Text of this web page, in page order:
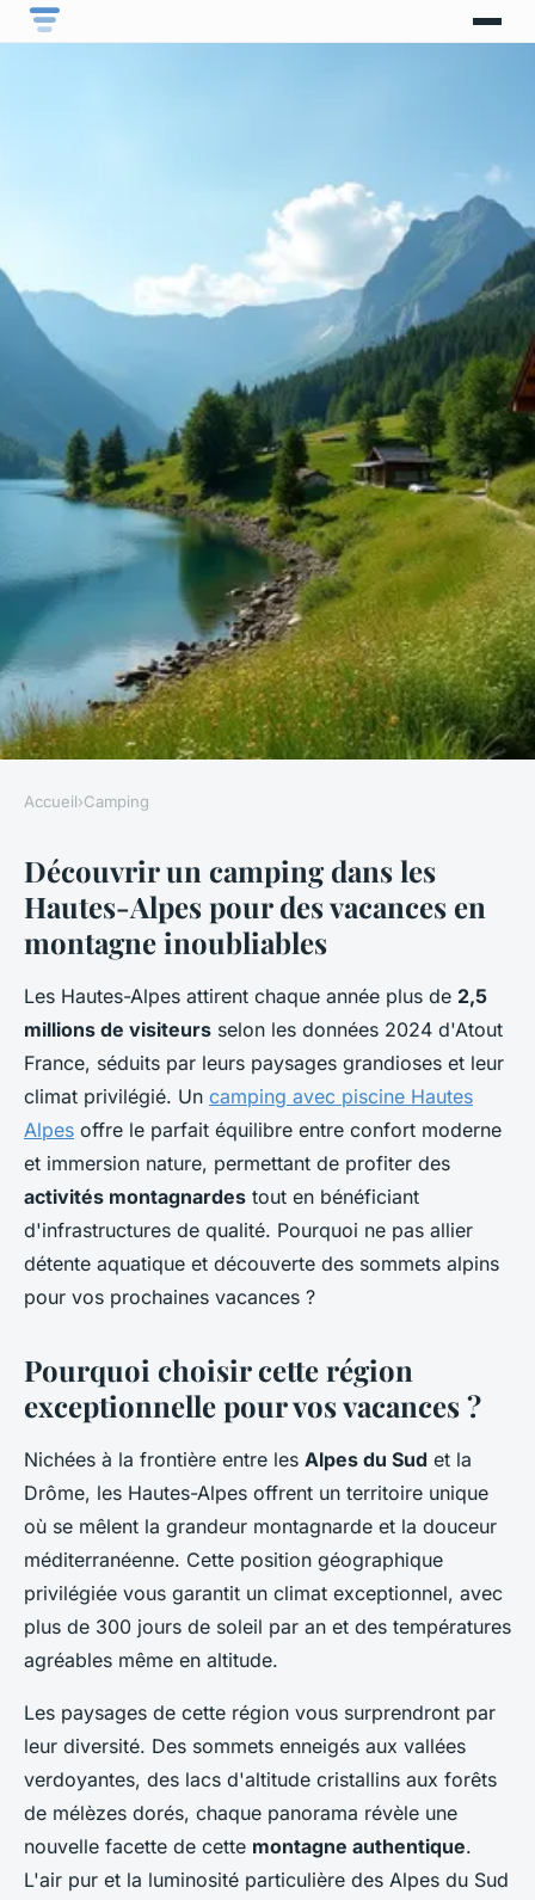
CAMPING
Découvrez le camping idéal
dans les hautes-alpes !
Accueil›Camping
Découvrir un camping dans les
Hautes-Alpes pour des vacances en
montagne inoubliables
Les Hautes-Alpes attirent chaque année plus de 2,5
millions de visiteurs selon les données 2024 d'Atout
France, séduits par leurs paysages grandioses et leur
climat privilégié. Un camping avec piscine Hautes
Alpes offre le parfait équilibre entre confort moderne
et immersion nature, permettant de profiter des
activités montagnardes tout en bénéficiant
d'infrastructures de qualité. Pourquoi ne pas allier
détente aquatique et découverte des sommets alpins
pour vos prochaines vacances ?
Pourquoi choisir cette région
exceptionnelle pour vos vacances ?
Nichées à la frontière entre les Alpes du Sud et la
Drôme, les Hautes-Alpes offrent un territoire unique
où se mêlent la grandeur montagnarde et la douceur
méditerranéenne. Cette position géographique
privilégiée vous garantit un climat exceptionnel, avec
plus de 300 jours de soleil par an et des températures
agréables même en altitude.
Les paysages de cette région vous surprendront par
leur diversité. Des sommets enneigés aux vallées
verdoyantes, des lacs d'altitude cristallins aux forêts
de mélèzes dorés, chaque panorama révèle une
nouvelle facette de cette montagne authentique.
L'air pur et la luminosité particulière des Alpes du Sud